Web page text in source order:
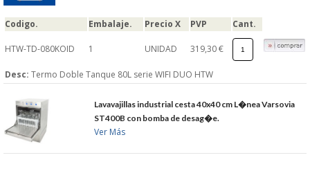
Codigo. Embalaje. Precio X PVP Cant.
HTW-TD-080KOID 1 UNIDAD 319,30 €
Desc: Termo Doble Tanque 80L serie WIFI DUO HTW
Lavavajillas industrial cesta 40x40 cm L�nea Varsovia
ST400B con bomba de desag�e.
Ver Más